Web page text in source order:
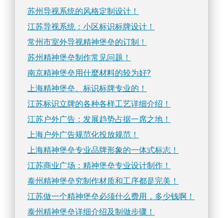
苏州导视系统的风格定制设计！
江苏导视系统：小区标识标牌设计！
常州市室外导视精神堡垒的订制！
苏州精神堡垒制作常见问题！
南京精神堡垒用什麼材料的较为好?
上海精神堡垒、标识标牌专业的！
江苏标识立牌的各种各样工艺详细介绍！
江苏户外广告：发展趋势占据一席之地！
上海户外广告规范化投放规范！
上海精神堡垒专业品牌形象的一体式标志！
江苏商业广场：精神堡垒专业设计制作！
泰州精神堡垒究制作材质和工序都是完美！
江苏做一个精神堡垒必须什么费用，多少钱啊！
泰州精神堡垒详细介绍及制做步骤！